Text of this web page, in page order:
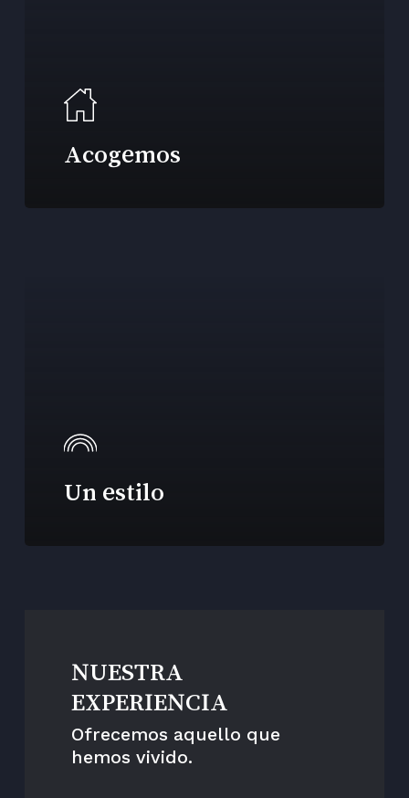
Acogemos
Un estilo
NUESTRA
EXPERIENCIA
Ofrecemos aquello que
hemos vivido.